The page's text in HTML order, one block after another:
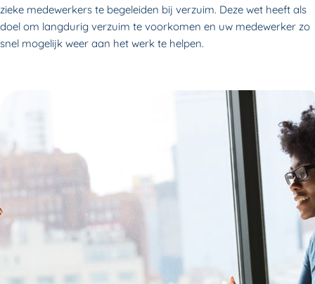
zieke medewerkers te begeleiden bij verzuim. Deze wet heeft als
doel om langdurig verzuim te voorkomen en uw medewerker zo
snel mogelijk weer aan het werk te helpen.